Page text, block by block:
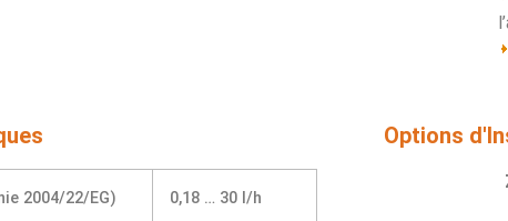
2004/22/EG) 0,18 … 30 l/h
Options